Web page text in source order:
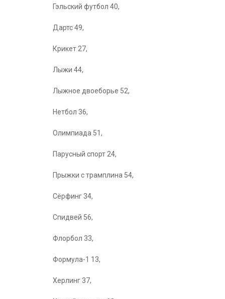
Гэльский футбол 40,
Дартс 49,
Крикет 27,
Лыжи 44,
Лыжное двоеборье 52,
Нетбол 36,
Олимпиада 51,
Парусный спорт 24,
Прыжки с трамплина 54,
Сёрфинг 34,
Спидвей 56,
Флорбол 33,
Формула-1 13,
Херлинг 37,